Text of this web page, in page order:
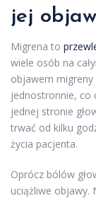
jej
Migrena to
wiele osób na
objawem migreny
jednostronnie, co
jednej stronie
trwać od kilku
życia pacjenta.
Oprócz bólów
uciążliwe objawy.